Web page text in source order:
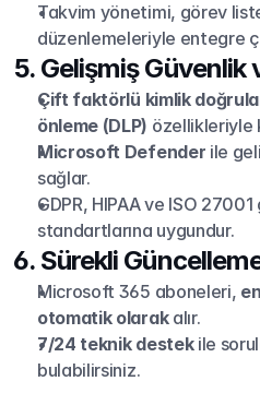
Takvim yönetimi, görev
düzenlemeleriyle entegre
5. Gelişmiş Güvenlik
Çift faktörlü kimlik
önleme (DLP) özellikleriyle
Microsoft Defender ile
sağlar.
GDPR, HIPAA ve ISO
standartlarına uygundur.
6. Sürekli
Microsoft 365 aboneleri,
otomatik olarak alır.
7/24 teknik destek ile
bulabilirsiniz.